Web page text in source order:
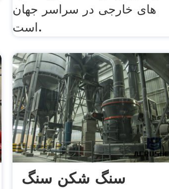
های خارجی در سراسر جهان
است.
سنگ شکن سنگ